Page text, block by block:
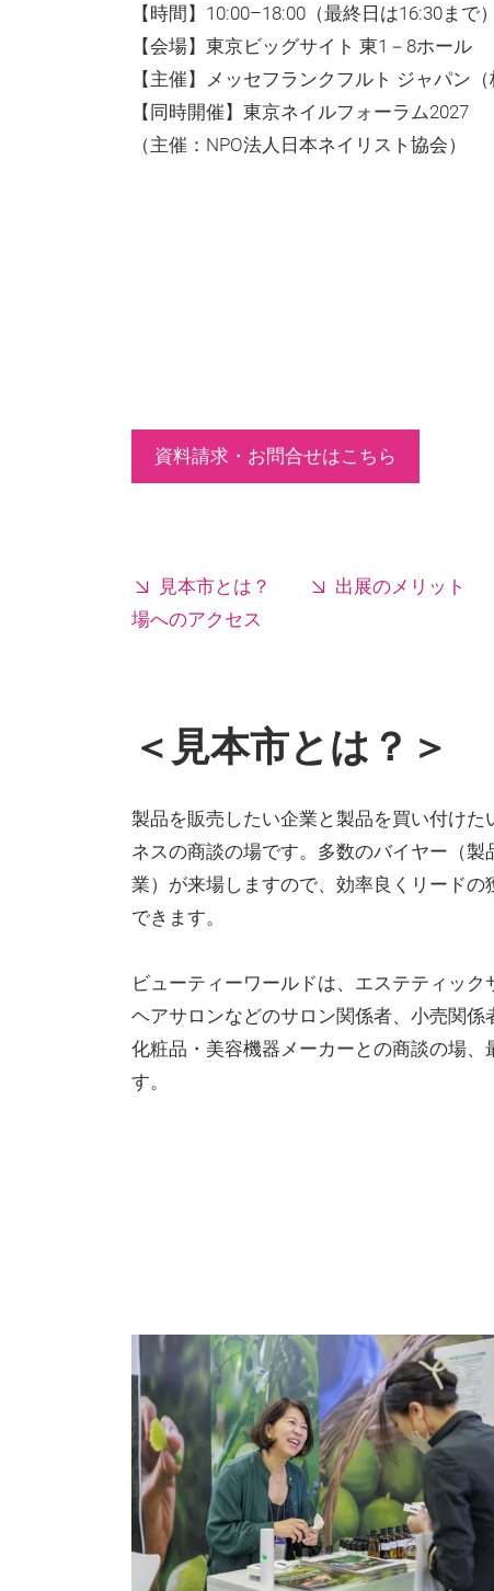
【時間】10:00–18:00（最終日は16:30まで）
【会場】東京ビッグサイト 東1－8ホール
【主催】メッセフランクフルト ジャパン（
【同時開催】東京ネイルフォーラム2027
（主催：NPO法人日本ネイリスト協会）
資料請求・お問合せはこちら
見本市とは？ 出展のメリット
場へのアクセス
＜見本市とは？＞
製品を販売したい企業と製品を買い付けた
ネスの商談の場です。多数のバイヤー（製
業）が来場しますので、効率良くリードの
できます。
ビューティーワールドは、エステティック
ヘアサロンなどのサロン関係者、小売関係
化粧品・美容機器メーカーとの商談の場、
す。